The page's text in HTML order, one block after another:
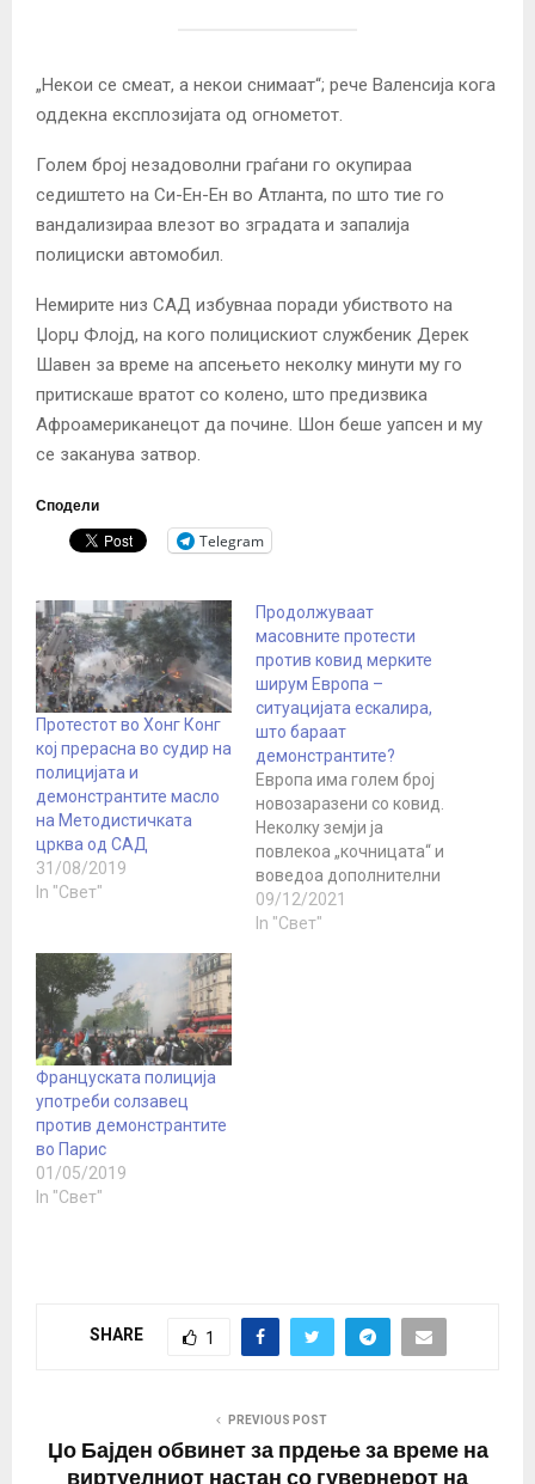
„Некои се смеат, а некои снимаат“; рече Валенсија кога
оддекна експлозијата од огнометот.
Голем број незадоволни граѓани го окупираа
седиштето на Си-Ен-Ен во Атланта, по што тие го
вандализираа влезот во зградата и запалија
полициски автомобил.
Немирите низ САД избувнаа поради убиството на
Џорџ Флојд, на кого полицискиот службеник Дерек
Шавен за време на апсењето неколку минути му го
притискаше вратот со колено, што предизвика
Афроамериканецот да почине. Шон беше уапсен и му
се заканува затвор.
Сподели
Telegram
Протестот во Хонг Конг
кој прерасна во судир на
полицијата и
демонстрантите масло
на Методистичката
црква од САД
31/08/2019
In "Свет"
Продолжуваат
масовните протести
против ковид мерките
ширум Европа –
ситуацијата ескалира,
што бараат
демонстрантите?
Европа има голем број
новозаразени со ковид.
Неколку земји ја
повлекоа „кочницата“ и
воведоа дополнителни
мерки во борбата
против пандемијата - од
09/12/2021
In "Свет"
Француската полиција
употреби солзавец
против демонстрантите
во Парис
01/05/2019
In "Свет"
SHARE 1
PREVIOUS POST
Џо Бајден обвинет за прдење за време на